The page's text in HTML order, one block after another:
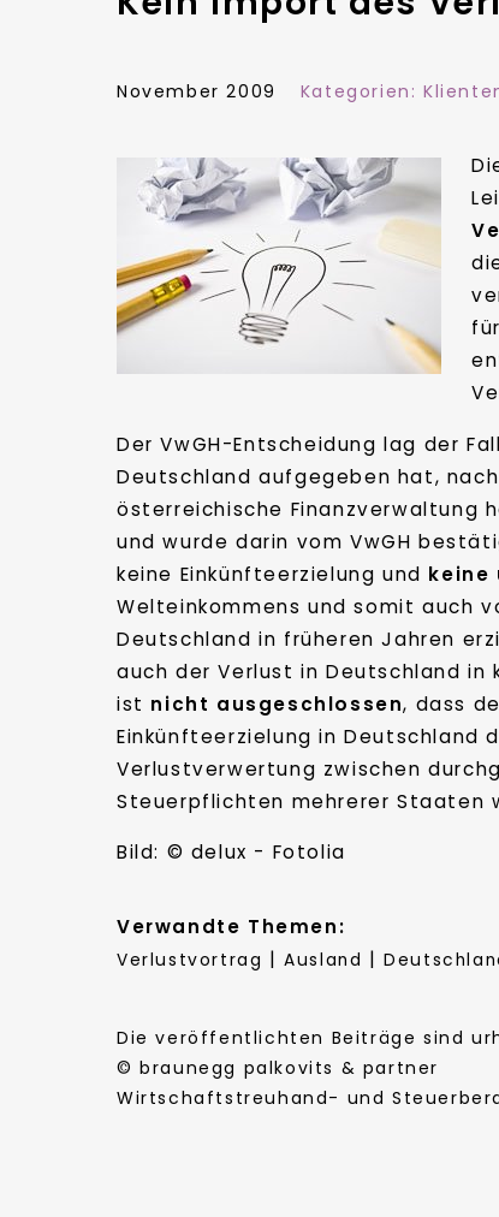
November 2009 Kategorien:
Der VwGH-Entscheidung lag der
Deutschland aufgegeben hat,
österreichische Finanzverwaltung
und wurde darin vom VwGH
keine Einkünfteerzielung und keine
Welteinkommens und somit auch
Deutschland in früheren Jahren
auch der Verlust in Deutschland
ist nicht ausgeschlossen, dass
Einkünfteerzielung in Deutschland
Verlustverwertung zwischen
Steuerpflichten mehrerer Staaten
Bild: © delux - Fotolia
Verwandte Themen:
Verlustvortrag |Ausland |
Die veröffentlichten Beiträge sind
© braunegg palkovits & partner
Wirtschaftstreuhand- und